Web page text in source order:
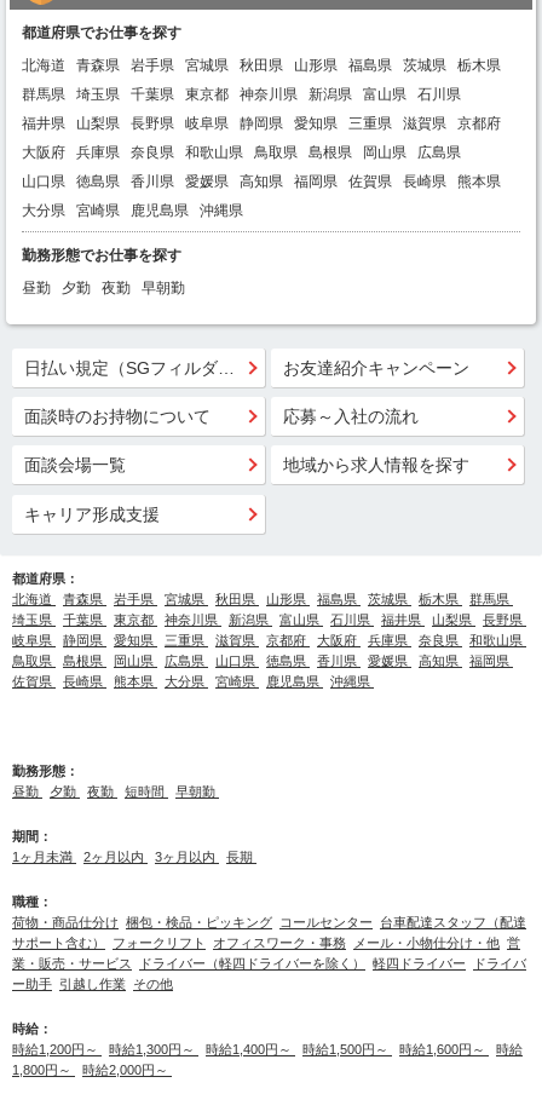
都道府県でお仕事を探す
北海道
青森県 岩手県 宮城県 秋田県 山形県 福島県 茨城県
栃木県
群馬県
埼玉県 千葉県 東京都 神奈川県 新潟県 富山県
石川県
福井県
山梨県 長野県 岐阜県 静岡県 愛知県 三重県 滋賀県
京都府
大阪府
兵庫県 奈良県 和歌山県 鳥取県 島根県 岡山県
広島県
山口県
徳島県 香川県 愛媛県 高知県 福岡県 佐賀県 長崎県
熊本県
大分県
宮崎県 鹿児島県 沖縄県
勤務形態でお仕事を探す
昼勤
夕勤 夜勤 早朝勤
お友達紹介キャンペーン
面談時のお持物について 応募～入社の流れ
面談会場一覧 地域から求人情報を探す
キャリア形成支援
都道府県：
北海道
青森県 岩手県 宮城県 秋田県 山形県 福島県 茨城県 栃木県
群馬県
埼玉県
千葉県 東京都 神奈川県 新潟県 富山県 石川県 福井県 山梨県
長野県
岐阜県
静岡県 愛知県 三重県 滋賀県 京都府 大阪府 兵庫県 奈良県
和歌山県
鳥取県
島根県 岡山県 広島県 山口県 徳島県 香川県 愛媛県 高知県
福岡県
佐賀県
長崎県 熊本県 大分県 宮崎県 鹿児島県 沖縄県
勤務形態：
昼勤
夕勤 夜勤 短時間 早朝勤
期間：
1ヶ月未満
2ヶ月以内 3ヶ月以内 長期
職種：
荷物・商品仕分け 梱包・検品・ピッキング コールセンター
台車配達スタッフ（配達
サポート含む）
フォークリフト オフィスワーク・事務 メール・小物仕分け・他 営
業・販売・サービス
ドライバー（軽四ドライバーを除く） 軽四ドライバー
ドライバ
ー助手 引越し作業 その他
時給：
時給1,200円～
時給1,300円～ 時給1,400円～ 時給1,500円～ 時給1,600円～
時給
1,800円～
時給2,000円～